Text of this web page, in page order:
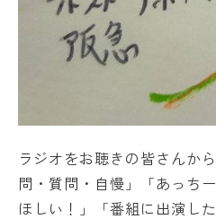
ラジオをお聴きの皆さんか
問・質問・自慢」「あっち
ほしい！」「番組に出演し